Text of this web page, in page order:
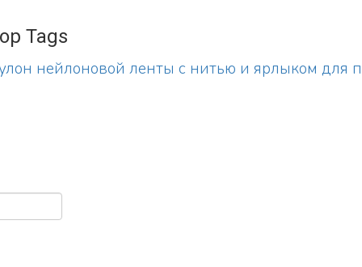
Tags
нейлоновой ленты с нитью и ярлыком для